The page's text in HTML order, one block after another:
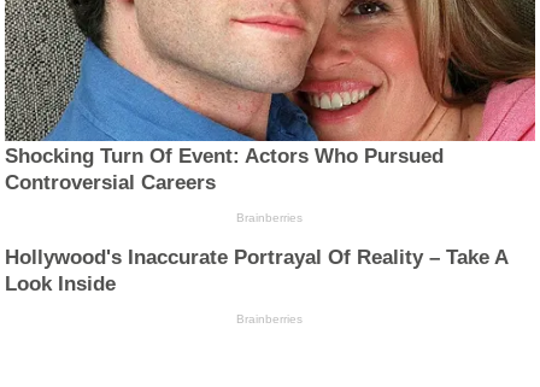
Shocking Turn Of Event: Actors Who Pursued
Controversial Careers
Brainberries
Hollywood's Inaccurate Portrayal Of Reality – Take A
Look Inside
Brainberries